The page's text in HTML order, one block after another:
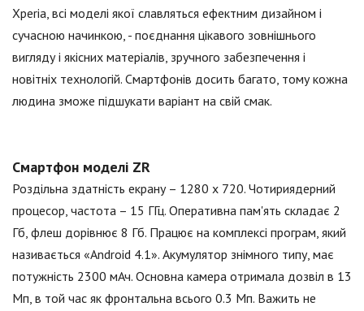
Xperia, всі моделі якої славляться ефектним дизайном і
сучасною начинкою, - поєднання цікавого зовнішнього
вигляду і якісних матеріалів, зручного забезпечення і
новітніх технологій. Смартфонів досить багато, тому кожна
людина зможе підшукати варіант на свій смак.
Смартфон моделі ZR
Роздільна здатність екрану – 1280 х 720. Чотириядерний
процесор, частота – 15 ГГц. Оперативна пам'ять складає 2
Гб, флеш дорівнює 8 Гб. Працює на комплексі програм, який
називається «Android 4.1». Акумулятор знімного типу, має
потужність 2300 мАч. Основна камера отримала дозвіл в 13
Мп, в той час як фронтальна всього 0.3 Мп. Важить не